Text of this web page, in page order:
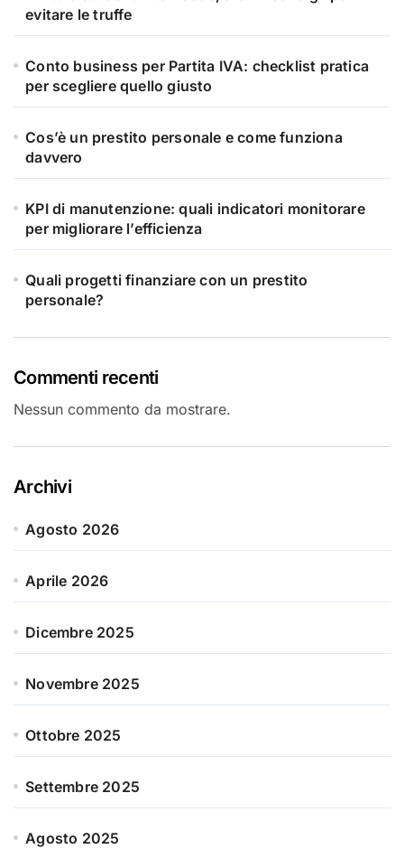
evitare le truffe
Conto business per Partita IVA: checklist pratica
per scegliere quello giusto
Cos’è un prestito personale e come funziona
davvero
KPI di manutenzione: quali indicatori monitorare
per migliorare l’efficienza
Quali progetti finanziare con un prestito
personale?
Commenti recenti
Nessun commento da mostrare.
Archivi
Agosto 2026
Aprile 2026
Dicembre 2025
Novembre 2025
Ottobre 2025
Settembre 2025
Agosto 2025